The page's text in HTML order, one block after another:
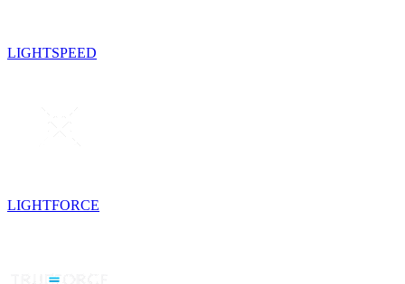
LIGHTSPEED
LIGHTFORCE